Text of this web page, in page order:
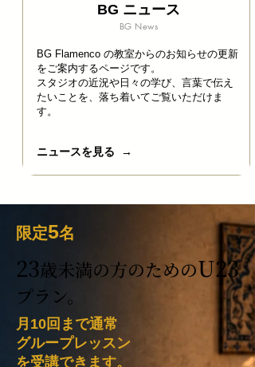
BG ニュース
BG News
BG Flamenco の教室からのお知らせの更新
をご案内するページです。
スタジオの近況や日々の学び、言葉で伝え
たいことを、落ち着いてご覧いただけま
す。​
ニュースを見る →
限定5名
23歳未満の方のためのU23
プラン。
月10回まで通常
グループレッスン
を受講できます。